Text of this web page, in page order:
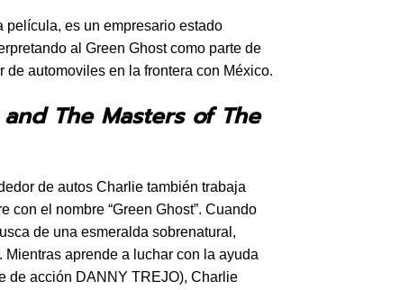
película, es un empresario estado
al Green Ghost como parte de
automoviles en la frontera con México.
The Masters of The
de autos Charlie también trabaja
con el nombre “Green Ghost”. Cuando
de una esmeralda sobrenatural,
aprende a luchar con la ayuda
de acción DANNY TREJO), Charlie